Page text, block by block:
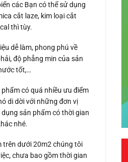
các Bạn có thể sử dụng
cắt laze, kim loại cắt
thì tùy.
dễ làm, phong phú về
độ phẳng min của sản
tốt,…
có quá nhiều ưu điểm
di dời với những đơn vị
sản phẩm có thời gian
nhé.
trên dưới 20m2 chúng tôi
chưa bao gồm thời gian